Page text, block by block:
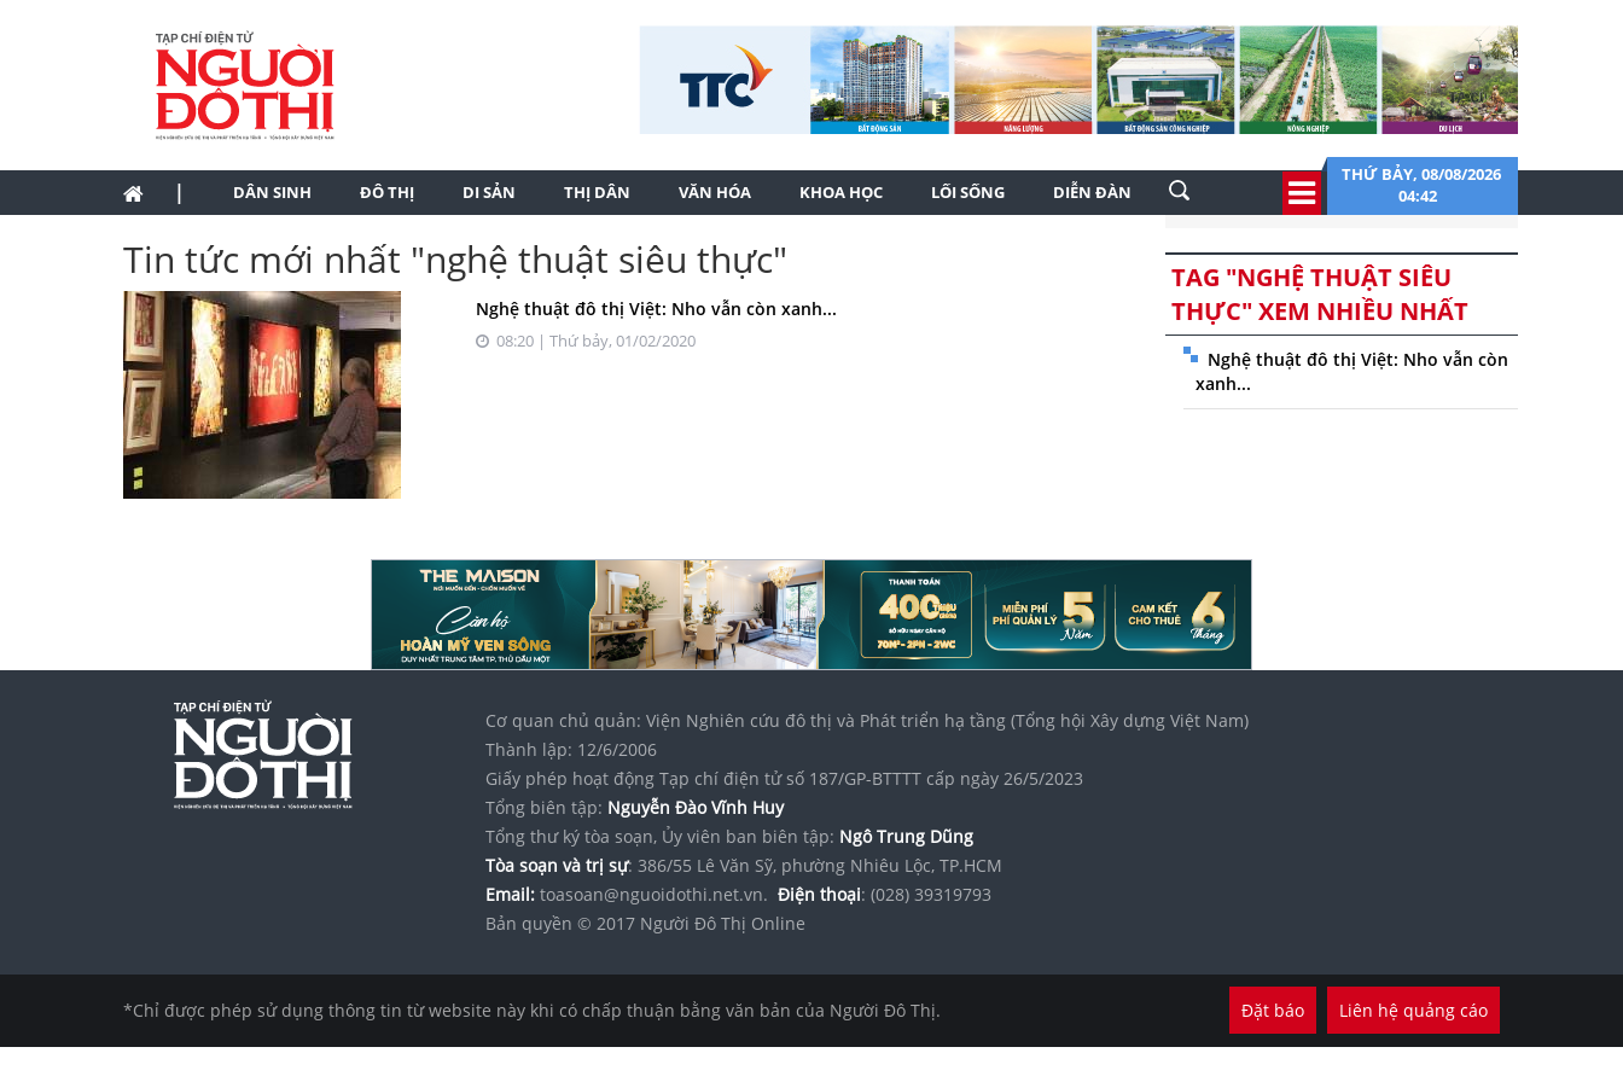
| DÂN SINH ĐÔ THỊ DI SẢN THỊ DÂN VĂN HÓA KHOA HỌC LỐI SỐNG DIỄN ĐÀN
THỨ BẢY, 08/08/2026
04:42
Tin tức mới nhất "nghệ thuật siêu thực"
Nghệ thuật đô thị Việt: Nho vẫn còn xanh...
08:20 | Thứ bảy, 01/02/2020
TAG "NGHỆ THUẬT SIÊU
THỰC" XEM NHIỀU NHẤT
Nghệ thuật đô thị Việt: Nho vẫn còn
xanh...
Cơ quan chủ quản: Viện Nghiên cứu đô thị và Phát triển hạ tầng (Tổng hội Xây dựng Việt Nam)
Thành lập: 12/6/2006
Giấy phép hoạt động Tạp chí điện tử số 187/GP-BTTTT cấp ngày 26/5/2023
Tổng biên tập: Nguyễn Đào Vĩnh Huy
Tổng thư ký tòa soạn, Ủy viên ban biên tập: Ngô Trung Dũng
Tòa soạn và trị sự: 386/55 Lê Văn Sỹ, phường Nhiêu Lộc, TP.HCM
Email: toasoan@nguoidothi.net.vn. Điện thoại: (028) 39319793
Bản quyền © 2017 Người Đô Thị Online
*Chỉ được phép sử dụng thông tin từ website này khi có chấp thuận bằng văn bản của Người Đô Thị. Đặt báo Liên hệ quảng cáo